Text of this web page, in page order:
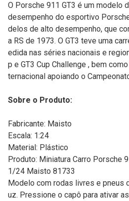
O Porsche 911 GT3 é um modelo
desempenho do esportivo
delos de alto desempenho, que
a RS de 1973. O GT3 teve uma
edida nas séries nacionais e
p e GT3 Cup Challenge , bem
ternacional apoiando o
Sobre o Produto:
Fabricante: Maisto
Escala: 1:24
Material: Plástico
Produto: Miniatura Carro Porsche
1/24 Maisto 81733
Modelo com rodas livres e pneus
uz. Pressione o capô para ativar